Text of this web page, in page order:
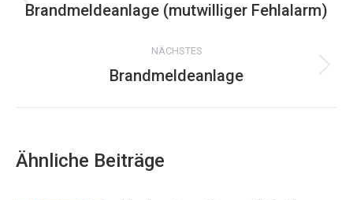
Vorheriger
Brandmeldeanlage (mutwilliger Fehlalarm)
NÄCHSTES
Nächster
Brandmeldeanlage
Ähnliche Beiträge